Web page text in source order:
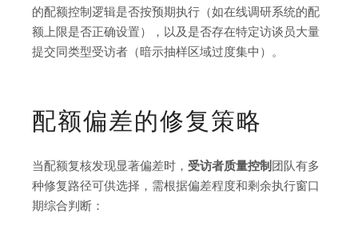
的配额控制逻辑是否按预期执行（如在线调研系统的配
额上限是否正确设置），以及是否存在特定访谈员大量
提交同类型受访者（暗示抽样区域过度集中）。
配额偏差的修复策略
当配额复核发现显著偏差时， 受访者质量控制 团队有多
种修复路径可供选择，需根据偏差程度和剩余执行窗口
期综合判断：